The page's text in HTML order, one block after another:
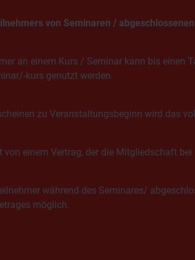
von Seminaren /
an einem Kurs / Seminar kann bis einen
kurs genutzt werden.
zu Veranstaltungsbeginn wird das
einem Vertrag, der die Mitgliedschaft
während des Seminares/
möglich.